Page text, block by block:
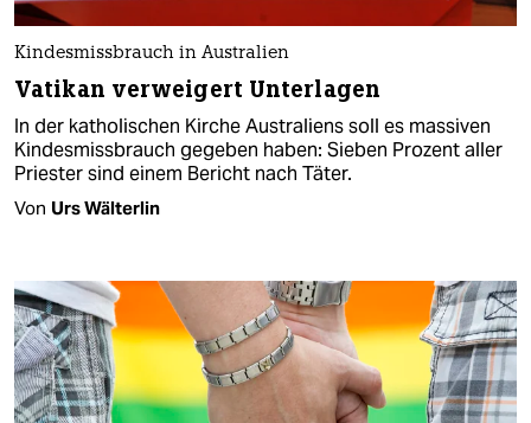
Kindesmissbrauch in Australien
Vatikan verweigert Unterlagen
In der katholischen Kirche Australiens soll es massiven
Kindesmissbrauch gegeben haben: Sieben Prozent aller
Priester sind einem Bericht nach Täter.
Von Urs Wälterlin